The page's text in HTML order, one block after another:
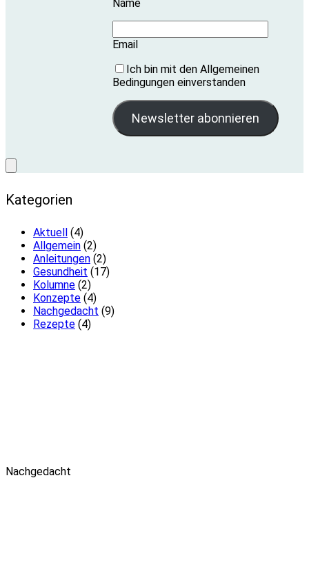
Name
Email
Ich bin mit den Allgemeinen
Bedingungen einverstanden
Kategorien
Aktuell
(4)
Allgemein (2)
Anleitungen (2)
Gesundheit (17)
Kolumne (2)
Konzepte (4)
Nachgedacht (9)
Rezepte (4)
Nachgedacht